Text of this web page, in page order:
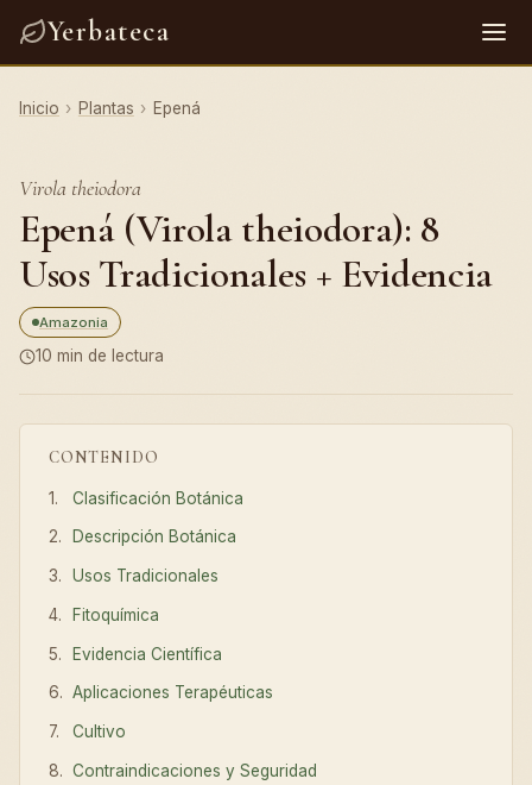
Yerbateca
Inicio › Plantas › Epená
Virola theiodora
Epená (Virola theiodora): 8
Usos Tradicionales + Evidencia
Amazonia
10 min de lectura
CONTENIDO
Clasificación Botánica
Descripción Botánica
Usos Tradicionales
Fitoquímica
Evidencia Científica
Aplicaciones Terapéuticas
Cultivo
Contraindicaciones y Seguridad